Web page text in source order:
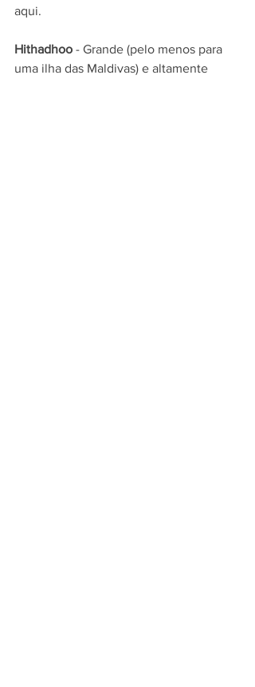
aqui.
Hithadhoo - Grande (pelo menos para
uma ilha das Maldivas) e altamente